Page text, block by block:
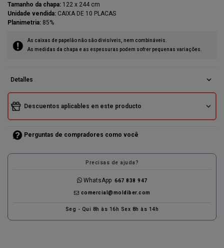
Tamanho da chapa: 122 x 244 cm
Unidade vendida: CAIXA DE 10 PLACAS
Planimetria: 85%
As caixas de papelão não são divisíveis, nem combináveis.
As medidas da chapa e as espessuras podem sofrer pequenas variações.
Detalles expand_more
Descuentos aplicables en este producto expand_more
Perguntas de compradores como você
Precisas de ajuda?
WhatsApp 667 838 947
comercial@moldiber.com
Seg - Qui 8h às 16h Sex 8h às 14h